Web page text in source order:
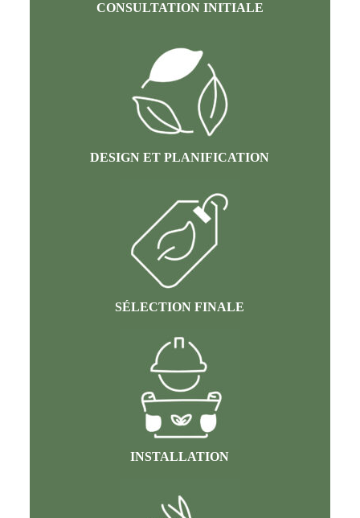
CONSULTATION INITIALE
DESIGN ET PLANIFICATION
SÉLECTION FINALE
INSTALLATION